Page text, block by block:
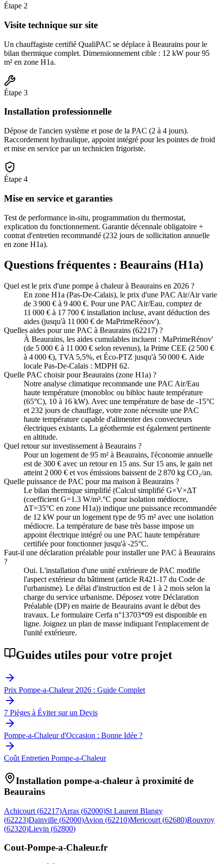
Étape 2
Visite technique sur site
Un chauffagiste certifié QualiPAC se déplace à Beaurains pour le
bilan thermique complet. Dimensionnement cible : 12 kW pour 95
m² en zone H1a.
Étape 3
Installation professionnelle
Dépose de l'ancien système et pose de la PAC (2 à 4 jours).
Raccordement hydraulique, appoint intégré pour les pointes de froid
et mise en service par un technicien frigoriste.
Étape 4
Mise en service et garanties
Test de performance in-situ, programmation du thermostat,
explication du fonctionnement. Garantie décennale obligatoire +
contrat d'entretien recommandé (232 jours de sollicitation annuelle
en zone H1a).
Questions fréquentes : Beaurains (H1a)
Quel est le prix d'une pompe à chaleur à Beaurains en 2026 ?
En zone H1a (Pas-De-Calais), le prix d'une PAC Air/Air varie
de 3 900 € à 9 400 €. Pour une PAC Air/Eau, comptez de
11 000 € à 17 700 € installation incluse, avant déduction des
aides (jusqu'à 11 000 € de MaPrimeRénov').
Quelles aides pour une PAC à Beaurains (62217) ?
À Beaurains, les aides cumulables incluent : MaPrimeRénov'
(de 5 000 € à 11 000 € selon revenus), la Prime CEE (2 500 €
à 4 000 €), TVA 5,5%, et Éco-PTZ jusqu'à 50 000 €. Aide
locale Pas-De-Calais : MDPH 62.
Quelle PAC choisir pour Beaurains (zone H1a) ?
Notre analyse climatique recommande une PAC Air/Eau
haute température (monobloc ou bibloc haute température
(65°C), 10 à 16 kW). Avec une température de base de -15°C
et 232 jours de chauffage, votre zone nécessite une PAC
haute température capable d'alimenter des convecteurs
électriques existants. La géothermie est également pertinente
en altitude.
Quel retour sur investissement à Beaurains ?
Pour un logement de 95 m² à Beaurains, l'économie annuelle
est de 300 € avec un retour en 15 ans. Sur 15 ans, le gain net
atteint 2 000 € et vos émissions baissent de 2 870 kg CO₂/an.
Quelle puissance de PAC pour ma maison à Beaurains ?
Le bilan thermique simplifié (Calcul simplifié G×V×ΔT
(coefficient G=1.3 W/m³.°C pour isolation médiocre,
ΔT=35°C en zone H1a)) indique une puissance recommandée
de 12 kW pour un logement type de 95 m² avec une isolation
médiocre. La température de base très basse impose un
appoint électrique intégré ou une PAC haute température
certifiée pour fonctionner jusqu'à -25°C.
Faut-il une déclaration préalable pour installer une PAC à Beaurains
?
Oui. L'installation d'une unité extérieure de PAC modifie
l'aspect extérieur du bâtiment (article R421-17 du Code de
l'urbanisme). Le délai d'instruction est de 1 à 2 mois selon la
charge du service urbanisme. Déposez votre Déclaration
Préalable (DP) en mairie de Beaurains avant le début des
travaux. Le formulaire Cerfa n°13703*09 est disponible en
ligne. Joignez un plan de masse indiquant l'emplacement de
l'unité extérieure.
Guides utiles pour votre projet
Prix Pompe-a-Chaleur 2026 : Guide Complet
7 Pièges à Éviter sur un Devis
Pompe-a-Chaleur d'Occasion : Bonne Idée ?
Coût Entretien Pompe-a-Chaleur
Installation pompe-a-chaleur à proximité de
Beaurains
Achicourt (62217)Arras (62000)St Laurent Blangy
(62223)Dainville (62000)Avion (62210)Mericourt (62680)Rouvroy
(62320)Lievin (62800)
Cout-Pompe-a-Chaleur.fr